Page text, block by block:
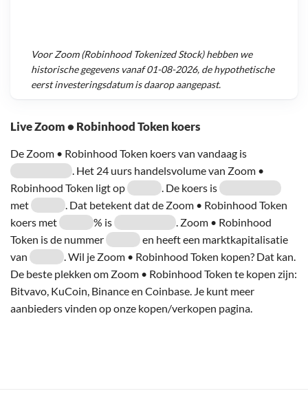
Live Zoom • Robinhood Token koers
De Zoom • Robinhood Token koers van vandaag is
. Het 24 uurs handelsvolume van Zoom •
Robinhood Token ligt op
. De koers is
met
. Dat betekent dat de Zoom • Robinhood Token
koers met
% is
. Zoom • Robinhood
Token is de nummer
en heeft een marktkapitalisatie
van
. Wil je Zoom • Robinhood Token kopen? Dat kan.
De beste plekken om Zoom • Robinhood Token te kopen zijn:
Bitvavo, KuCoin, Binance en Coinbase. Je kunt meer
aanbieders vinden op onze kopen/verkopen pagina.
VoorZoom (Robinhood Tokenized Stock)hebben we
historische gegevens vanaf01-08-2026, de hypothetische
eerst investeringsdatum is daarop aangepast.